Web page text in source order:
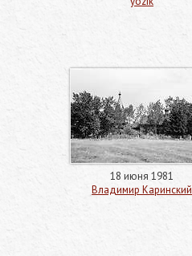
18 июня 1981
Владимир Каринский